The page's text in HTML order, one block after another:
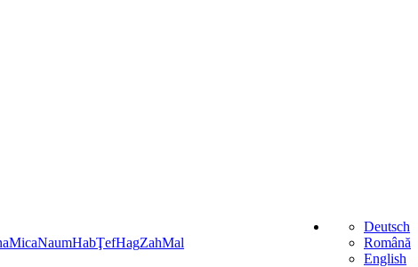
Deutsch
Română
English
MicaNaumHabŢefHagZahMal